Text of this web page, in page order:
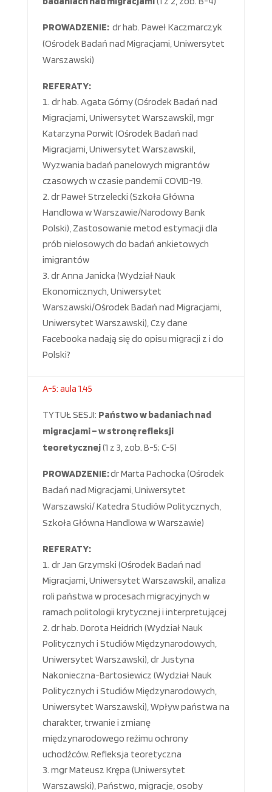
PROWADZENIE: dr hab. Paweł Kaczmarczyk
(Ośrodek Badań nad Migracjami, Uniwersytet
Warszawski)
REFERATY:
dr hab. Agata Górny (Ośrodek Badań nad
Migracjami, Uniwersytet Warszawski), mgr
Katarzyna Porwit (Ośrodek Badań nad
Migracjami, Uniwersytet Warszawski),
Wyzwania badań panelowych migrantów
czasowych w czasie pandemii COVID-19.
dr Paweł Strzelecki (Szkoła Główna
Handlowa w Warszawie/Narodowy Bank
Polski), Zastosowanie metod estymacji dla
prób nielosowych do badań ankietowych
imigrantów
dr Anna Janicka (Wydział Nauk
Ekonomicznych, Uniwersytet
Warszawski/Ośrodek Badań nad Migracjami,
Uniwersytet Warszawski), Czy dane
Facebooka nadają się do opisu migracji z i do
Polski?
A-5: aula 1.45
TYTUŁ SESJI: Państwo w badaniach nad
migracjami – w stronę refleksji
teoretycznej(1 z 3, zob. B-5; C-5)
PROWADZENIE:dr Marta Pachocka (Ośrodek
Badań nad Migracjami, Uniwersytet
Warszawski/ Katedra Studiów Politycznych,
Szkoła Główna Handlowa w Warszawie)
REFERATY:
dr Jan Grzymski (Ośrodek Badań nad
Migracjami, Uniwersytet Warszawski), analiza
roli państwa w procesach migracyjnych w
ramach politologii krytycznej i interpretującej
dr hab. Dorota Heidrich (Wydział Nauk
Politycznych i Studiów Międzynarodowych,
Uniwersytet Warszawski), dr Justyna
Nakonieczna-Bartosiewicz (Wydział Nauk
Politycznych i Studiów Międzynarodowych,
Uniwersytet Warszawski), Wpływ państwa na
charakter, trwanie i zmianę
międzynarodowego reżimu ochrony
uchodźców. Refleksja teoretyczna
mgr Mateusz Krępa (Uniwersytet
Warszawski), Państwo, migracje, osoby